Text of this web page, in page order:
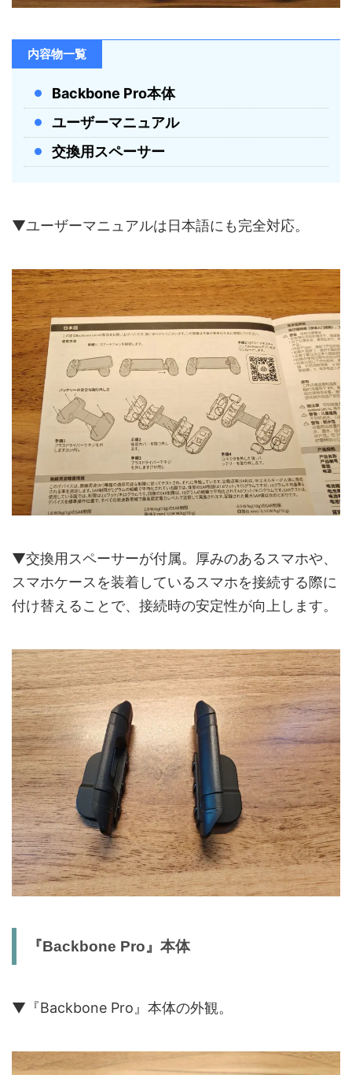
内容物一覧
Backbone Pro本体
ユーザーマニュアル
交換用スペーサー
▼ユーザーマニュアルは日本語にも完全対応。
▼交換用スペーサーが付属。厚みのあるスマホや、
スマホケースを装着しているスマホを接続する際に
付け替えることで、接続時の安定性が向上します。
『Backbone Pro』本体
▼『Backbone Pro』本体の外観。